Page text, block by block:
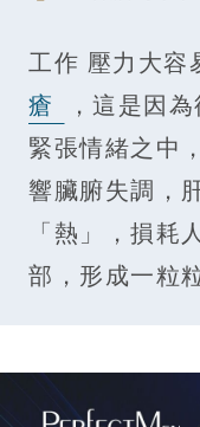
工作 壓力大容
瘡
，這是因
緊張情緒之中
響臟腑失調，
「熱」，損耗
部，形成一粒